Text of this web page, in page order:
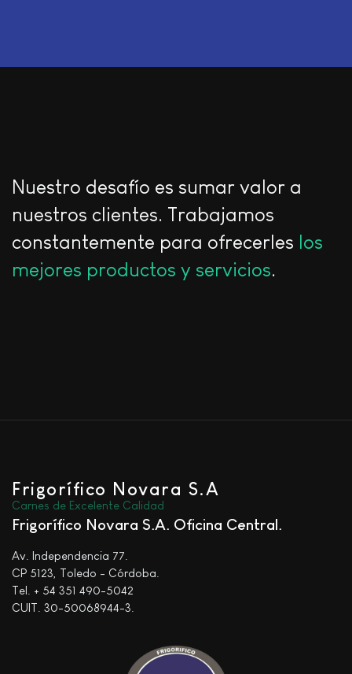
Nuestro desafío es sumar valor a
nuestros clientes. Trabajamos
constantemente para ofrecerles los
mejores productos y servicios.
Frigorífico Novara S.A
Carnes de Excelente Calidad
Frigorífico Novara S.A. Oficina Central
Av. Independencia 77.
CP 5123, Toledo - Córdoba.
Tel. + 54 351 490-5042
CUIT. 30-50068944-3.